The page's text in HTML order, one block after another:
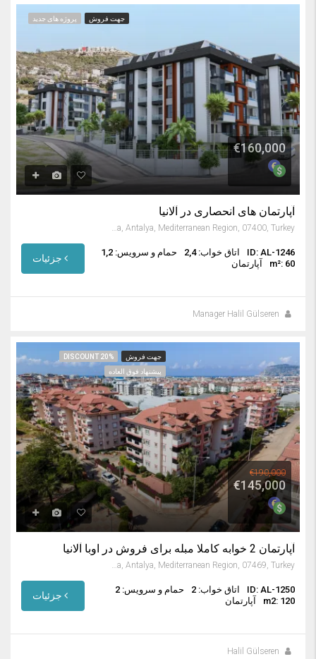
جهت فروش پروژه های جدید
€160,000
آپارتمان های انحصاری در آلانیا
ID: AL-1246 اتاق خواب: 2,4
حمام و سرویس: 1,2
m²: 60
آپارتمان
Manager Halil Gülseren
جهت فروش
DISCOUNT 20%
پیشنهاد فوق العاده
€190,000
€145,000
آپارتمان 2 خوابه کاملا مبله برای فروش در اوبا آلانیا
Oba Mahallesi, Alanya, Antalya, Mediterranean Region, 07469, Turkey
ID: AL-1250 اتاق خواب: 2
حمام و سرویس: 2
m2: 120
آپارتمان
Halil Gülseren